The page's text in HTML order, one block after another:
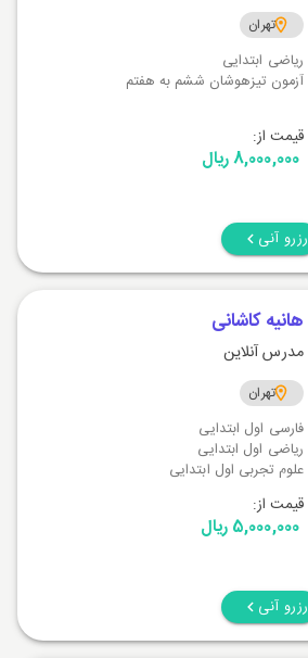
تهران
ریاضی ابتدایی
آزمون تیزهوشان ششم به هفتم
قیمت از:
8,000,000 ریال
رزرو آنی
هانیه کاشانی
مدرس آنلاین
تهران
فارسی اول ابتدایی
ریاضی اول ابتدایی
علوم تجربی اول ابتدایی
قیمت از:
5,000,000 ریال
رزرو آنی